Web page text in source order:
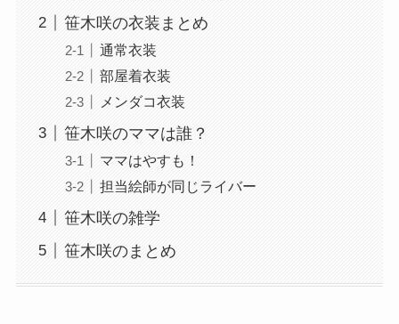
笹木咲の衣装まとめ
通常衣装
部屋着衣装
メンダコ衣装
笹木咲のママは誰？
ママはやすも！
担当絵師が同じライバー
笹木咲の雑学
笹木咲のまとめ